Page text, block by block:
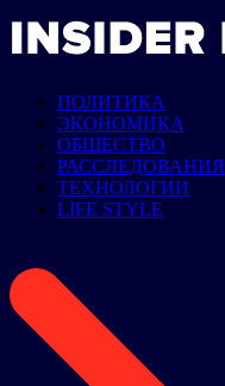
ПОЛИТИКА
ЭКОНОМИКА
ОБЩЕСТВО
РАССЛЕДОВАНИЯ
ТЕХНОЛОГИИ
LIFE STYLE